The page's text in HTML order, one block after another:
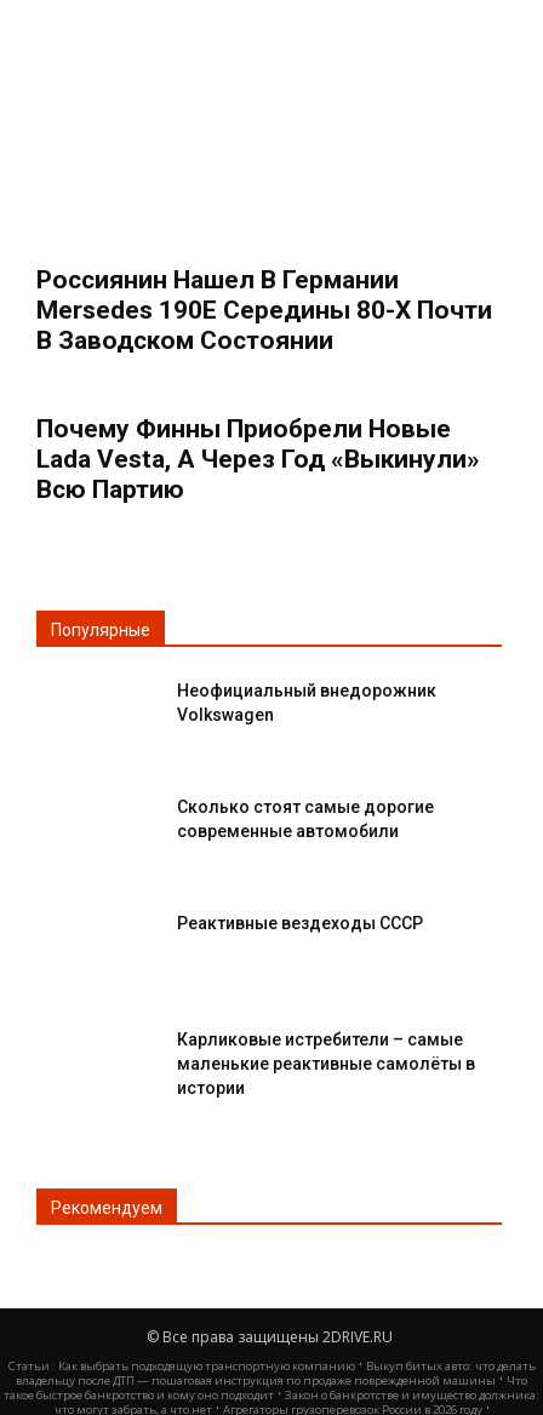
Россиянин Нашел В Германии
Mersedes 190E Середины 80-Х Почти
В Заводском Состоянии
Почему Финны Приобрели Новые
Lada Vesta, А Через Год «выкинули»
Всю Партию
Популярные
Неофициальный внедорожник
Volkswagen
Сколько стоят самые дорогие
современные автомобили
Реактивные вездеходы СССР
Карликовые истребители – самые
маленькие реактивные самолёты в
истории
Рекомендуем
© Все права защищены 2DRIVE.RU
Статьи : Как выбрать подходящую транспортную компанию· Выкуп битых авто: что делать
владельцу после ДТП — пошаговая инструкция по продаже поврежденной машины· Что
такое быстрое банкротство и кому оно подходит · Закон о банкротстве и имущество должника:
что могут забрать, а что нет· Агрегаторы грузоперевозок России в 2026 году·